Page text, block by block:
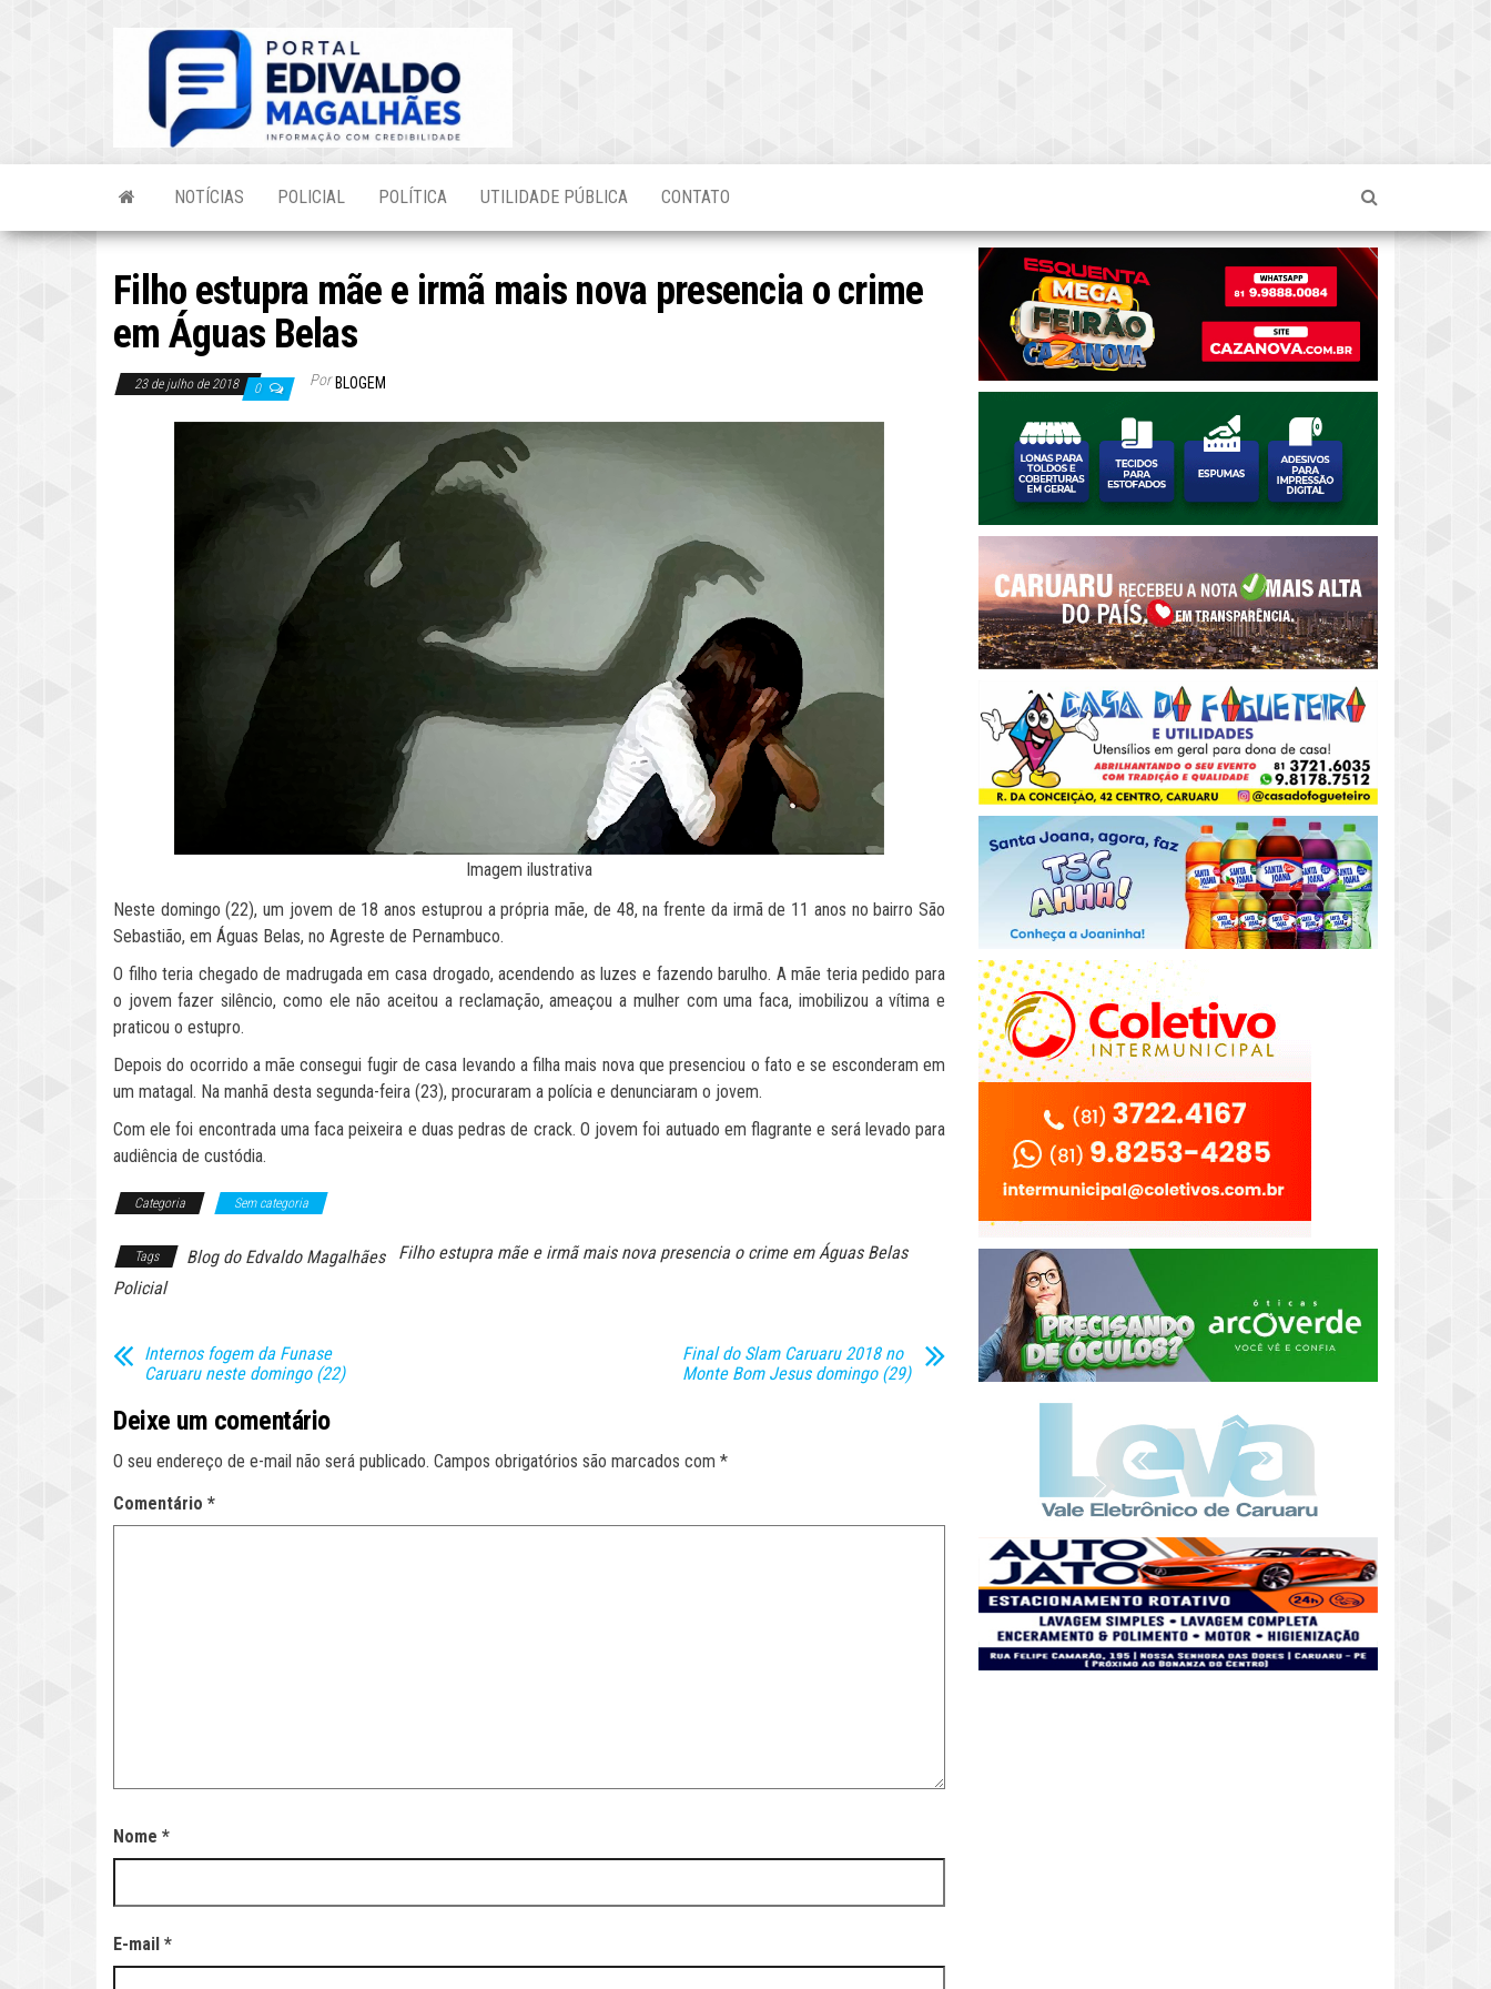
NOTÍCIAS POLICIAL POLÍTICA UTILIDADE PÚBLICA CONTATO
Filho estupra mãe e irmã mais nova presencia o crime
em Águas Belas
23 de julho de 2018 0 Por BLOGEM
Imagem ilustrativa
Neste domingo (22), um jovem de 18 anos estuprou a própria mãe, de 48, na frente da irmã de 11 anos no bairro São
Sebastião, em Águas Belas, no Agreste de Pernambuco.
O filho teria chegado de madrugada em casa drogado, acendendo as luzes e fazendo barulho. A mãe teria pedido para
o jovem fazer silêncio, como ele não aceitou a reclamação, ameaçou a mulher com uma faca, imobilizou a vítima e
praticou o estupro.
Depois do ocorrido a mãe consegui fugir de casa levando a filha mais nova que presenciou o fato e se esconderam em
um matagal. Na manhã desta segunda-feira (23), procuraram a polícia e denunciaram o jovem.
Com ele foi encontrada uma faca peixeira e duas pedras de crack. O jovem foi autuado em flagrante e será levado para
audiência de custódia.
Categoria Sem categoria
Tags Blog do Edvaldo Magalhães
Filho estupra mãe e irmã mais nova presencia o crime em Águas Belas
Policial
Internos fogem da Funase
Caruaru neste domingo (22)
Final do Slam Caruaru 2018 no
Monte Bom Jesus domingo (29)
Deixe um comentário
O seu endereço de e-mail não será publicado. Campos obrigatórios são marcados com *
Comentário *
Nome *
E-mail *